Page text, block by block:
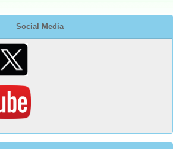
Social Media